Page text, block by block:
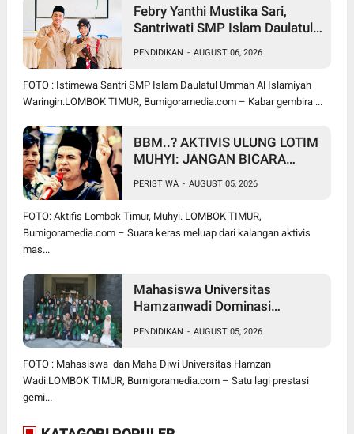
Febry Yanthi Mustika Sari,
Santriwati SMP Islam Daulatul
Lolos Jambore Nasional di
Cibubur
PENDIDIKAN - AUGUST 06, 2026
FOTO : Istimewa Santri SMP Islam Daulatul Ummah Al Islamiyah
Waringin.LOMBOK TIMUR, Bumigoramedia.com – Kabar gembira ...
BBM..? AKTIVIS ULUNG LOTIM
MUHYI: JANGAN BICARA
BUPATI WAJIB CARI SOLUSI,
BUKAN SURUH RAKYAT DIAM
DI RUMAH
PERISTIWA - AUGUST 05, 2026
FOTO: Aktifis Lombok Timur, Muhyi. LOMBOK TIMUR,
Bumigoramedia.com – Suara keras meluap dari kalangan aktivis
mas...
Mahasiswa Universitas
Hamzanwadi Dominasi
Harumkan NTB di Tingkat
Nasional
PENDIDIKAN - AUGUST 05, 2026
FOTO : Mahasiswa dan Maha Diwi Universitas Hamzan
Wadi.LOMBOK TIMUR, Bumigoramedia.com – Satu lagi prestasi
gemi...